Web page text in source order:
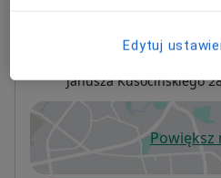
Prywatny gabinet
Janusza Kusocińskiego
Powiększ
Edytuj